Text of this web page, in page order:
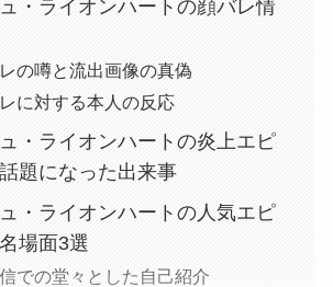
・ライオンハートの顔バレ情
の噂と流出画像の真偽
に対する本人の反応
・ライオンハートの炎上エピ
題になった出来事
・ライオンハートの人気エピ
場面3選
での堂々とした自己紹介